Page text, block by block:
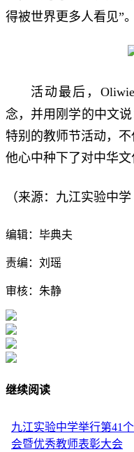
得被世界更多人看见”。
活动最后，
念，并用刚学的中文说
特别的教师节活动，
他心中种下了对中华文
（来源：九江实验中学
编辑：毕典夫
责编：刘瑶
审核：朱静
继续阅读
九江实验中学举行第41
会暨优秀教师表彰大会